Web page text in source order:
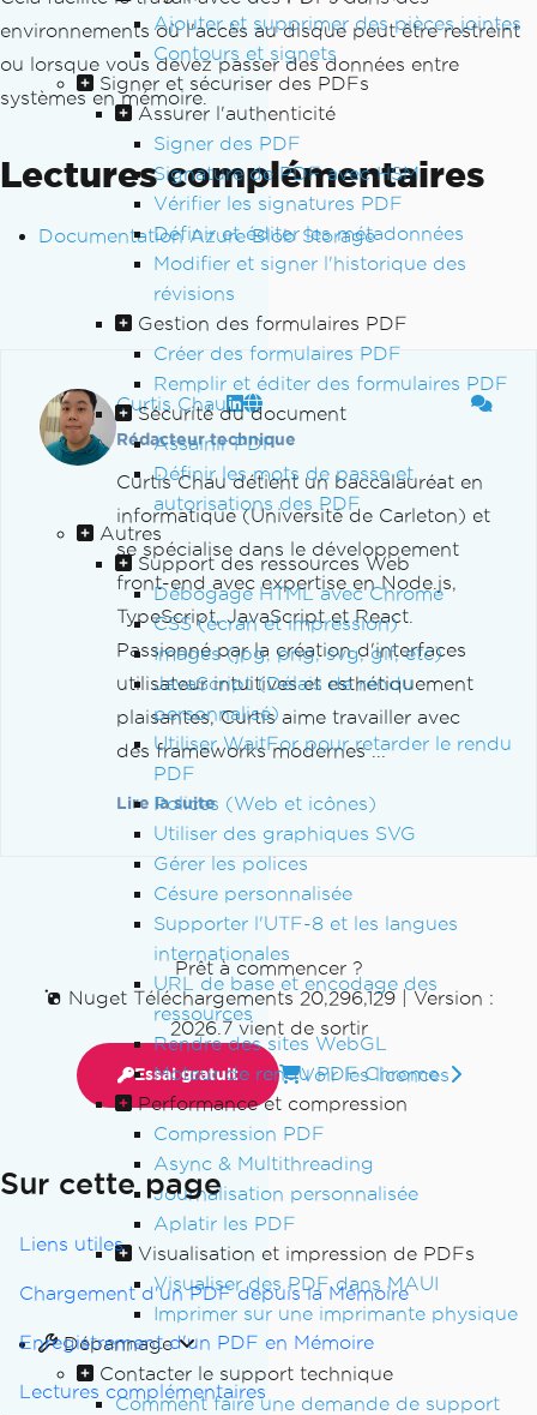
Ajouter et supprimer des pièces jointes
Contours et signets
Signer et sécuriser des PDFs
Assurer l'authenticité
Signer des PDF
Signature de PDF avec HSM
Vérifier les signatures PDF
Définir et éditer les métadonnées
Modifier et signer l'historique des
révisions
Gestion des formulaires PDF
Créer des formulaires PDF
Remplir et éditer des formulaires PDF
Sécurité du document
Assainir PDF
Définir les mots de passe et
autorisations des PDF
Autres
Support des ressources Web
Débogage HTML avec Chrome
CSS (écran et impression)
Images (jpg, png, svg, gif, etc)
JavaScript (Délais de rendu
personnalisé)
Utiliser WaitFor pour retarder le rendu
PDF
Polices (Web et icônes)
Utiliser des graphiques SVG
Gérer les polices
Césure personnalisée
Supporter l'UTF-8 et les langues
internationales
URL de base et encodage des
ressources
Rendre des sites WebGL
Moteur de rendu PDF Chrome
Performance et compression
Compression PDF
Async & Multithreading
Journalisation personnalisée
Aplatir les PDF
Visualisation et impression de PDFs
Visualiser des PDF dans MAUI
Imprimer sur une imprimante physique
Dépannage
Contacter le support technique
Comment faire une demande de support
environnements où l'accès au disque peut être restreint
ou lorsque vous devez passer des données entre
systèmes en mémoire.
Lectures complémentaires
Documentation Azure Blob Storage
Curtis Chau
Rédacteur technique
Curtis Chau détient un baccalauréat en
informatique (Université de Carleton) et
se spécialise dans le développement
front-end avec expertise en Node.js,
TypeScript, JavaScript et React.
Passionné par la création d'interfaces
utilisateur intuitives et esthétiquement
plaisantes, Curtis aime travailler avec
des frameworks modernes ...
Lire la suite
Prêt à commencer ?
Nuget Téléchargements 20,296,129
Version :
2026.7 vient de sortir
Essai gratuit Voir les licences
Sur cette page
Liens utiles
Chargement d'un PDF depuis la Mémoire
Enregistrement d'un PDF en Mémoire
Lectures complémentaires